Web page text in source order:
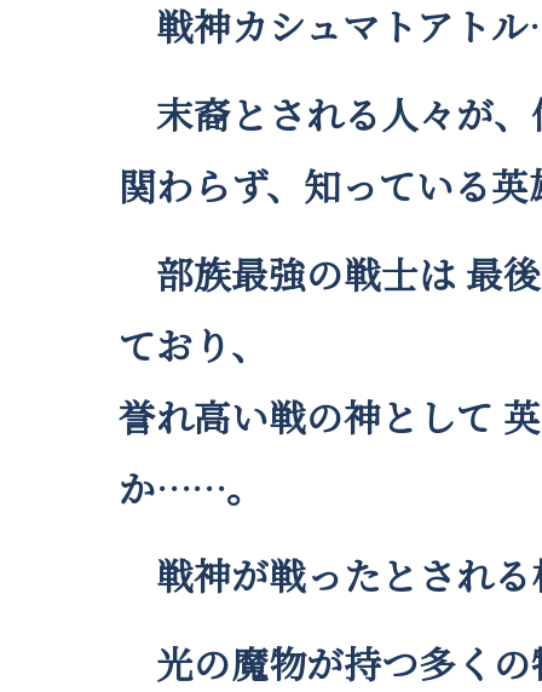
戦神カシュマトアト
末裔とされる人々が
関わらず、知っている
部族最強の戦士は 最
ており、
誉れ高い戦の神として
か……。
戦神が戦ったとされ
光の魔物が持つ多く